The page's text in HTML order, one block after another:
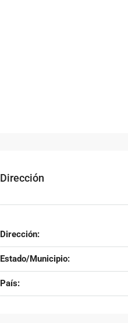
Dirección
Dirección:
Estado/Municipio:
País: